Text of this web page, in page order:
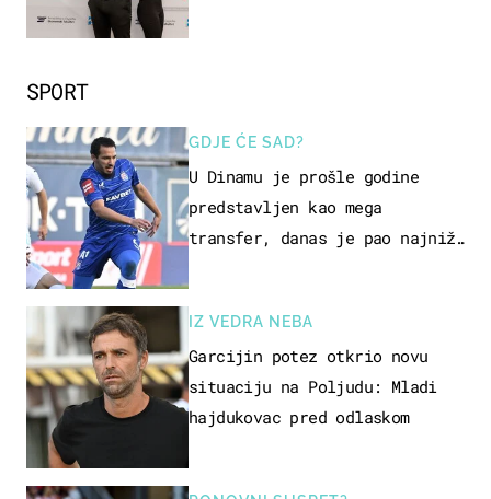
SPORT
GDJE ĆE SAD?
U Dinamu je prošle godine
predstavljen kao mega
transfer, danas je pao najniže
IZ VEDRA NEBA
Garcijin potez otkrio novu
situaciju na Poljudu: Mladi
hajdukovac pred odlaskom